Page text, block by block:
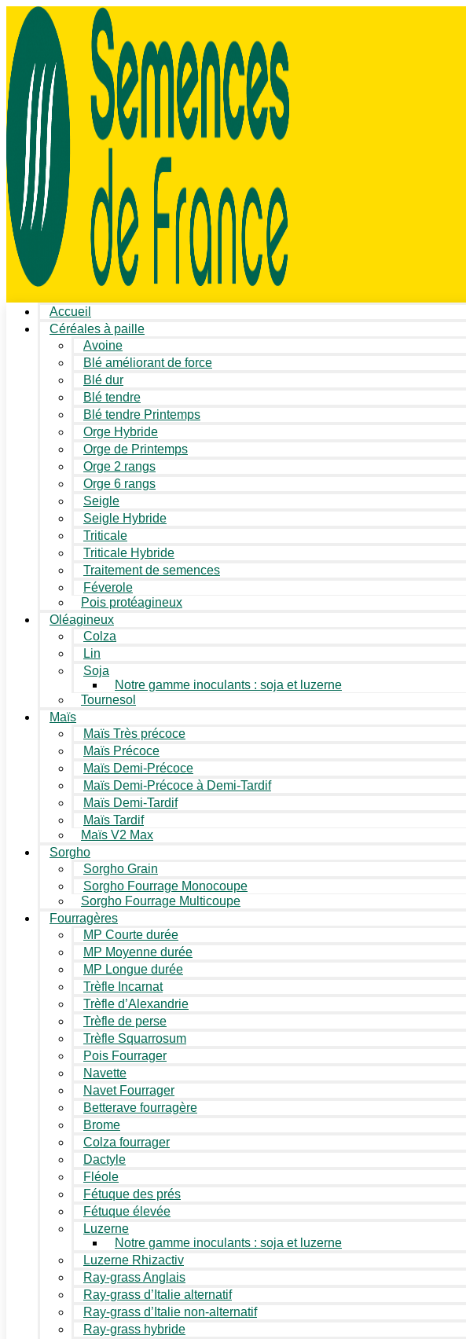
Accueil
Céréales à paille
Avoine
Blé améliorant de force
Blé dur
Blé tendre
Blé tendre Printemps
Orge Hybride
Orge de Printemps
Orge 2 rangs
Orge 6 rangs
Seigle
Seigle Hybride
Triticale
Triticale Hybride
Traitement de semences
Féverole
Pois protéagineux
Oléagineux
Colza
Lin
Soja
Notre gamme inoculants : soja et luzerne
Tournesol
Maïs
Maïs Très précoce
Maïs Précoce
Maïs Demi-Précoce
Maïs Demi-Précoce à Demi-Tardif
Maïs Demi-Tardif
Maïs Tardif
Maïs V2 Max
Sorgho
Sorgho Grain
Sorgho Fourrage Monocoupe
Sorgho Fourrage Multicoupe
Fourragères
MP Courte durée
MP Moyenne durée
MP Longue durée
Trèfle Incarnat
Trèfle d’Alexandrie
Trèfle de perse
Trèfle Squarrosum
Pois Fourrager
Navette
Navet Fourrager
Betterave fourragère
Brome
Colza fourrager
Dactyle
Fléole
Fétuque des prés
Fétuque élevée
Luzerne
Notre gamme inoculants : soja et luzerne
Luzerne Rhizactiv
Ray-grass Anglais
Ray-grass d’Italie alternatif
Ray-grass d’Italie non-alternatif
Ray-grass hybride